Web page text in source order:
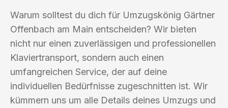
Warum solltest du dich für Umzugskönig Gärtner
Offenbach am Main entscheiden? Wir bieten
nicht nur einen zuverlässigen und professionellen
Klaviertransport, sondern auch einen
umfangreichen Service, der auf deine
individuellen Bedürfnisse zugeschnitten ist. Wir
kümmern uns um alle Details deines Umzugs und